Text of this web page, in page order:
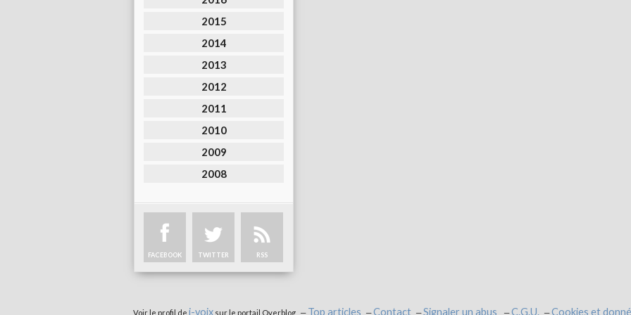
2015
2014
2013
2012
2011
2010
2009
2008
FACEBOOK TWITTER RSS
Voir le profil de i-voixsur le portail Overblog Top articles Contact Signaler un abus C.G.U. Cookies et